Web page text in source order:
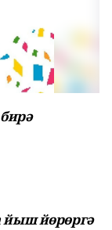
йыш йөрөргә